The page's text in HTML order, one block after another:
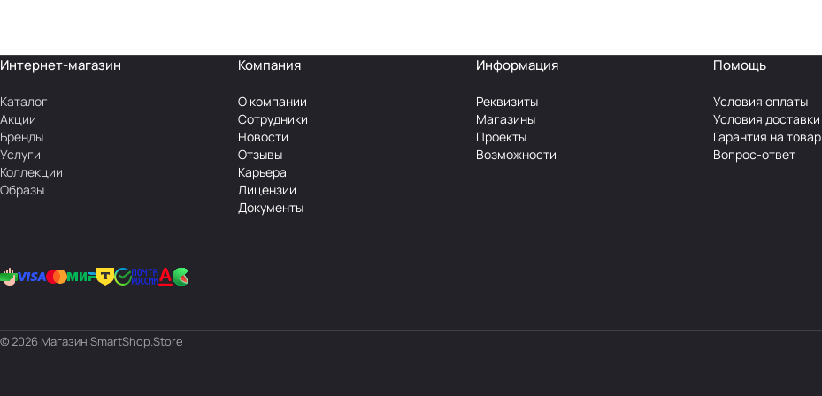
Интернет-магазин
Каталог
Акции
Бренды
Услуги
Коллекции
Образы
Компания
О компании
Сотрудники
Новости
Отзывы
Карьера
Лицензии
Документы
Информация
Реквизиты
Магазины
Проекты
Возможности
Помощь
Условия оплаты
Условия доставки
Гарантия на товар
Вопрос-ответ
© 2026 Магазин SmartShop.Store